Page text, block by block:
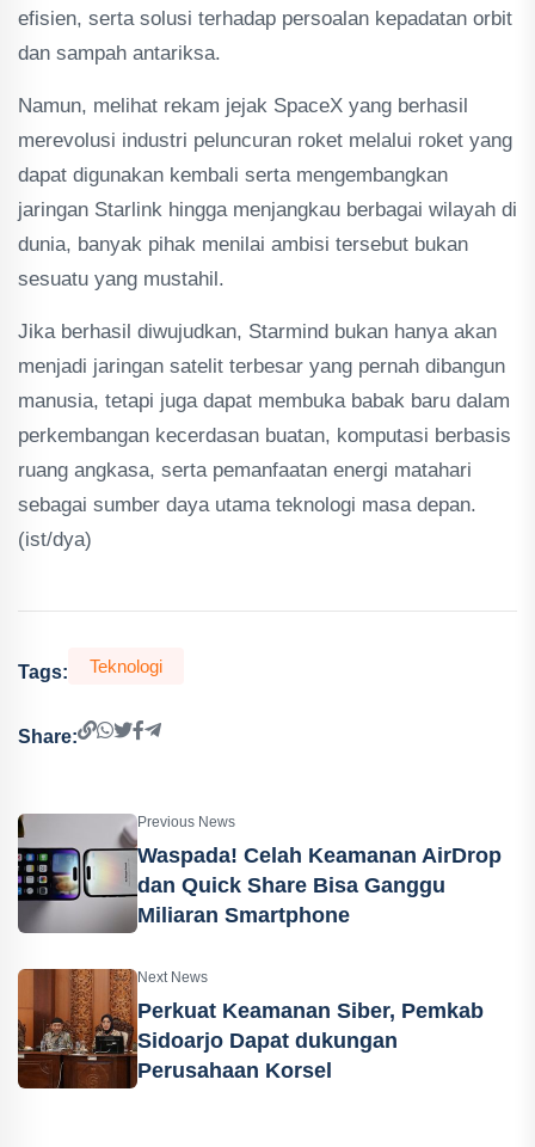
efisien, serta solusi terhadap persoalan kepadatan orbit
dan sampah antariksa.
Namun, melihat rekam jejak SpaceX yang berhasil
merevolusi industri peluncuran roket melalui roket yang
dapat digunakan kembali serta mengembangkan
jaringan Starlink hingga menjangkau berbagai wilayah di
dunia, banyak pihak menilai ambisi tersebut bukan
sesuatu yang mustahil.
Jika berhasil diwujudkan, Starmind bukan hanya akan
menjadi jaringan satelit terbesar yang pernah dibangun
manusia, tetapi juga dapat membuka babak baru dalam
perkembangan kecerdasan buatan, komputasi berbasis
ruang angkasa, serta pemanfaatan energi matahari
sebagai sumber daya utama teknologi masa depan.
(ist/dya)
Tags: Teknologi
Share:
Previous News
Waspada! Celah Keamanan AirDrop
dan Quick Share Bisa Ganggu
Miliaran Smartphone
Next News
Perkuat Keamanan Siber, Pemkab
Sidoarjo Dapat dukungan
Perusahaan Korsel